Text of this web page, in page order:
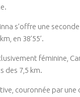
s’offre une
en 38’55’.
féminine,
des 7,5 km.
couronnée par une